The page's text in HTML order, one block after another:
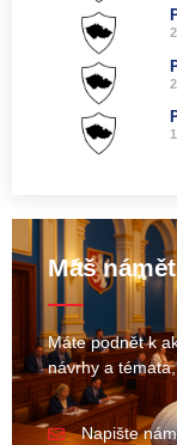
Máš
Máte podnět k
návrhy a
Napište nám